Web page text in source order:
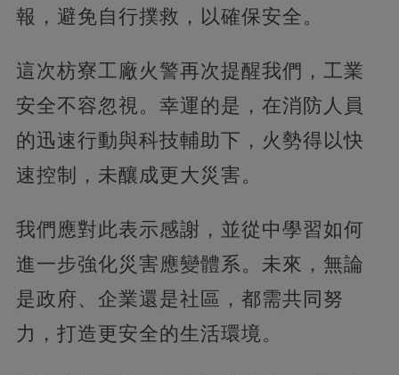
報，避免自行撲救，以確保安全。
這次枋寮工廠火警再次提醒我們，工業
安全不容忽視。幸運的是，在消防人員
的迅速行動與科技輔助下，火勢得以快
速控制，未釀成更大災害。
我們應對此表示感謝，並從中學習如何
進一步強化災害應變體系。未來，無論
是政府、企業還是社區，都需共同努
力，打造更安全的生活環境。